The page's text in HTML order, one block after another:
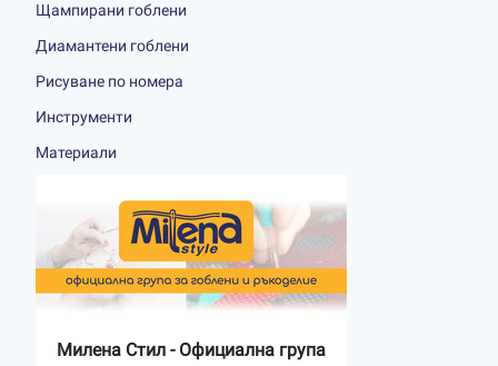
Щампирани гоблени
Диамантени гоблени
Рисуване по номера
Инструменти
Материали
Милена Стил - Официална група